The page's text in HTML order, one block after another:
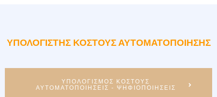
ΥΠΟΛΟΓΙΣΤΗΣ ΚΟΣΤΟΥΣ ΑΥΤΟΜΑΤΟΠΟΙΗΣΗΣ
ΥΠΟΛΟΓΙΣΜΟΣ ΚΟΣΤΟΥΣ
ΑΥΤΟΜΑΤΟΠΟΙΗΣΕΙΣ - ΨΗΦΙΟΠΟΙΗΣΕΙΣ